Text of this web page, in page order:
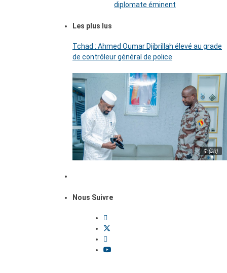
diplomate éminent
Les plus lus
Tchad : Ahmed Oumar Djibrillah élevé au grade
de contrôleur général de police
© (DR)
Nous Suivre